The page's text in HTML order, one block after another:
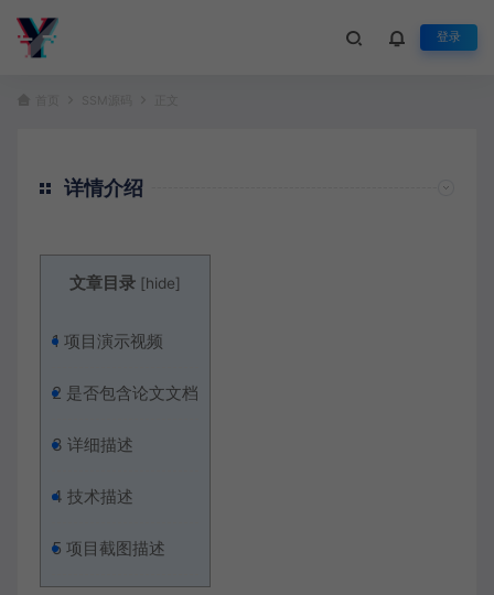
登录
详情介绍
文章目录 [hide]
1 项目演示视频
2 是否包含论文文档
3 详细描述
4 技术描述
5 项目截图描述